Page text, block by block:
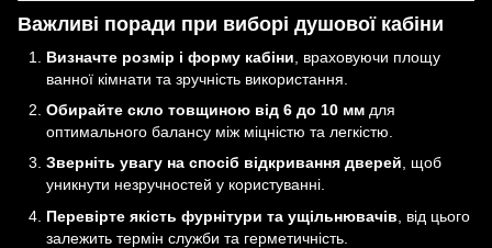
Важливі поради при виборі душової кабіни
Визначте розмір і форму кабіни , враховуючи площу
ванної кімнати та зручність використання.
Обирайте скло товщиною від 6 до 10 мм для
оптимального балансу між міцністю та легкістю.
Зверніть увагу на спосіб відкривання дверей, щоб
уникнути незручностей у користуванні.
Перевірте якість фурнітури та ущільнювачів , від цього
залежить термін служби та герметичність.